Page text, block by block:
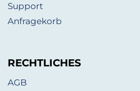
Support
Anfragekorb
RECHTLICHES
AGB